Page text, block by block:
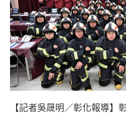
【記者吳晟明／彰化報導】